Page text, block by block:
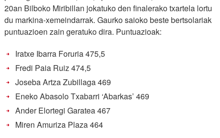
20an Bilboko Miribillan jokatuko den finalerako txartela lortu
du markina-xemeindarrak. Gaurko saioko beste bertsolariak
puntuazioen zain geratuko dira. Puntuazioak:
Iratxe Ibarra Foruria 475,5
Fredi Paia Ruiz 474,5
Joseba Artza Zubillaga 469
Eneko Abasolo Txabarri ‘Abarkas’ 469
Ander Elortegi Garatea 467
Miren Amuriza Plaza 464